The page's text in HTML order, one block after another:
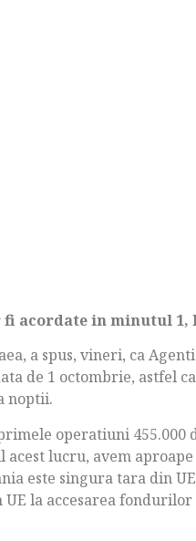
fi acordate in minutul 1,
a spus, vineri, ca
de 1 octombrie, astfel
noptii.
operatiuni 455.000
acest lucru, avem
este singura tara din
la accesarea fondurilor